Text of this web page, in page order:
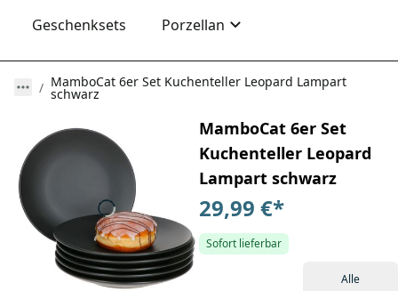
Geschenksets
Porzellan
MamboCat 6er Set Kuchenteller Leopard Lampart
schwarz
MamboCat 6er Set
Kuchenteller Leopard
Lampart schwarz
29,99 €*
Sofort lieferbar
Alle